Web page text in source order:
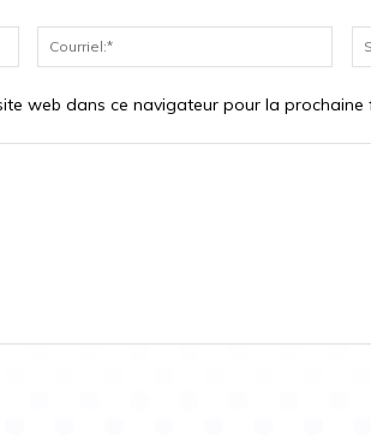
web dans ce navigateur pour la prochaine